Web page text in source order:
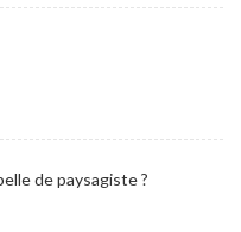
de paysagiste ?